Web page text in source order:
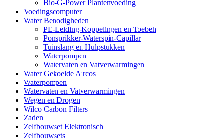
Bio-G-Power Plantenvoeding
Voedingscomputer
Water Benodigheden
PE-Leiding-Koppelingen en Toebeh
Ponsprikker-Waterspin-Capillar
Tuinslang en Hulpstukken
Waterpompen
Watervaten en Vatverwarmingen
Water Gekoelde Aircos
Waterpompen
Watervaten en Vatverwarmingen
Wegen en Drogen
Wilco Carbon Filters
Zaden
Zelfbouwset Elektronisch
Zelfbouwsets